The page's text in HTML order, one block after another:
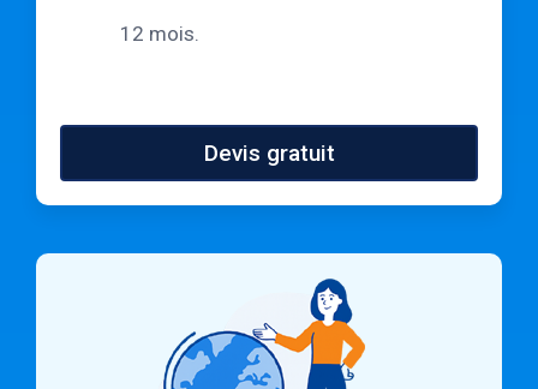
12 mois.
Devis gratuit